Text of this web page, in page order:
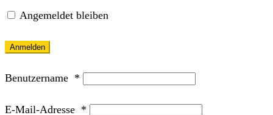
Angemeldet bleiben
Anmelden
Benutzername *
E-Mail-Adresse *